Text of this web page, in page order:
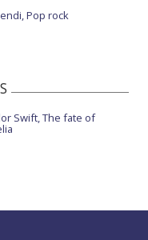
Pop rock
Swift, The fate of